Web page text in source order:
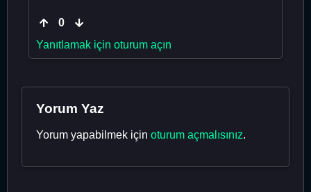
0
Yanıtlamak için oturum açın
Yorum Yaz
Yorum yapabilmek için oturum açmalısınız.